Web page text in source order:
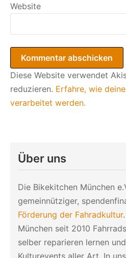
Website
Diese Website verwendet
reduzieren. Erfahre, wie
verarbeitet werden.
Über uns
Die Bikekitchen München
gemeinnütziger,
Förderung der Fahradkultur
München seit 2010
selber reparieren lernen